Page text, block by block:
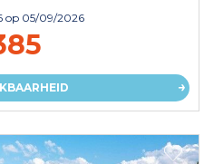
op 05/09/2026